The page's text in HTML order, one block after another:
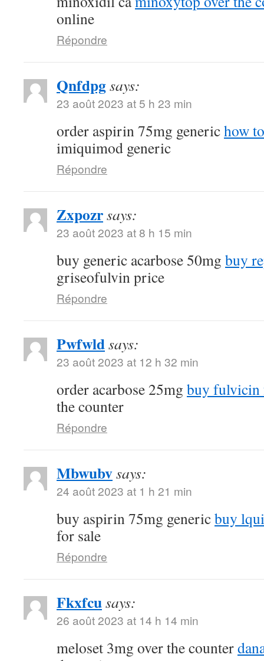
online
Répondre
Qnfdpgsays:
23 août 2023 at 5 h 23 min
order aspirin 75mg generichow
imiquimod generic
Répondre
Zxpozrsays:
23 août 2023 at 8 h 15 min
buy generic acarbose 50mg buy
griseofulvin price
Répondre
Pwfwldsays:
23 août 2023 at 12 h 32 min
order acarbose 25mg buy fulvicin
the counter
Répondre
Mbwubvsays:
24 août 2023 at 1 h 21 min
buy aspirin 75mg genericbuy
for sale
Répondre
Fkxfcusays:
26 août 2023 at 14 h 14 min
meloset 3mg over the counter